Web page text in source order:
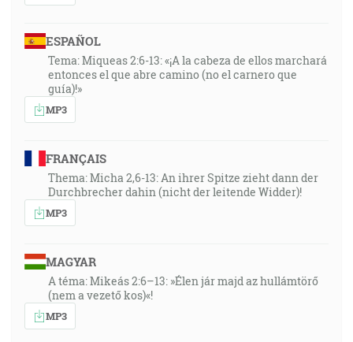
ESPAÑOL
Tema: Miqueas 2:6-13: «¡A la cabeza de ellos marchará
entonces el que abre camino (no el carnero que
guía)!»
MP3
FRANÇAIS
Thema: Micha 2,6-13: An ihrer Spitze zieht dann der
Durchbrecher dahin (nicht der leitende Widder)!
MP3
MAGYAR
A téma: Mikeás 2:6–13: »Élen jár majd az hullámtörő
(nem a vezető kos)«!
MP3